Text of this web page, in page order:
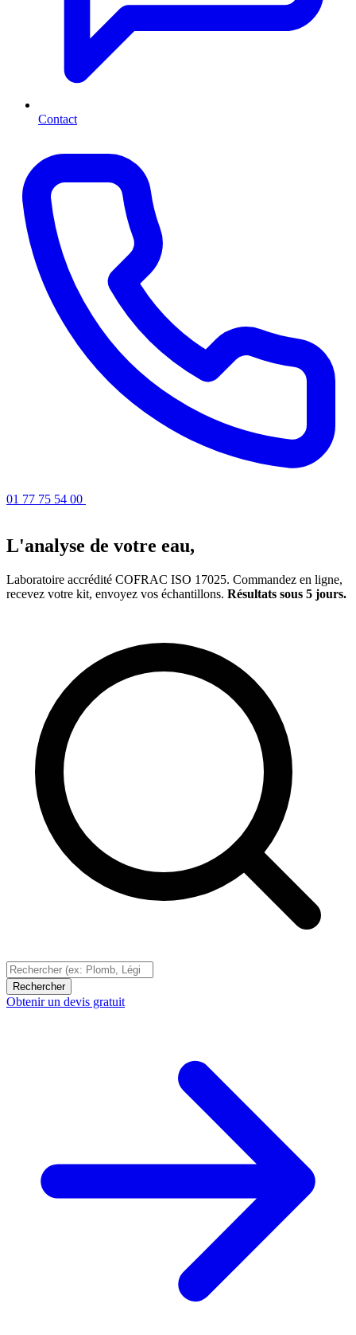
Contact
01 77 75 54 00
L'analyse de votre eau,
Laboratoire accrédité COFRAC ISO 17025. Commandez en ligne,
recevez votre kit, envoyez vos échantillons. Résultats sous 5 jours.
Rechercher
Obtenir un devis gratuit